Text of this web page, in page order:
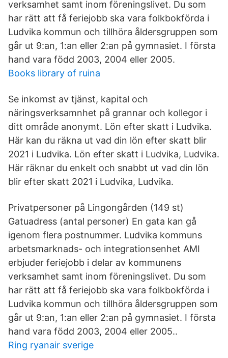
verksamhet samt inom föreningslivet. Du som
har rätt att få feriejobb ska vara folkbokförda i
Ludvika kommun och tillhöra åldersgruppen som
går ut 9:an, 1:an eller 2:an på gymnasiet. I första
hand vara född 2003, 2004 eller 2005.
Books library of ruina
Se inkomst av tjänst, kapital och
näringsverksamnhet på grannar och kollegor i
ditt område anonymt. Lön efter skatt i Ludvika.
Här kan du räkna ut vad din lön efter skatt blir
2021 i Ludvika. Lön efter skatt i Ludvika, Ludvika.
Här räknar du enkelt och snabbt ut vad din lön
blir efter skatt 2021 i Ludvika, Ludvika.
Privatpersoner på Lingongården (149 st)
Gatuadress (antal personer) En gata kan gå
igenom flera postnummer. Ludvika kommuns
arbetsmarknads- och integrationsenhet AMI
erbjuder feriejobb i delar av kommunens
verksamhet samt inom föreningslivet. Du som
har rätt att få feriejobb ska vara folkbokförda i
Ludvika kommun och tillhöra åldersgruppen som
går ut 9:an, 1:an eller 2:an på gymnasiet. I första
hand vara född 2003, 2004 eller 2005..
Ring ryanair sverige